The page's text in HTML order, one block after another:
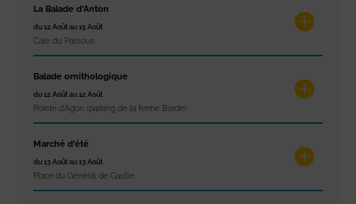
La Balade d’Anton
du 12 Août au 15 Août
Cale du Passous
Balade ornithologique
du 12 Août au 12 Août
Pointe d'Agon (parking de la ferme Borde)
Marché d’été
du 13 Août au 13 Août
Place du Général de Gaulle